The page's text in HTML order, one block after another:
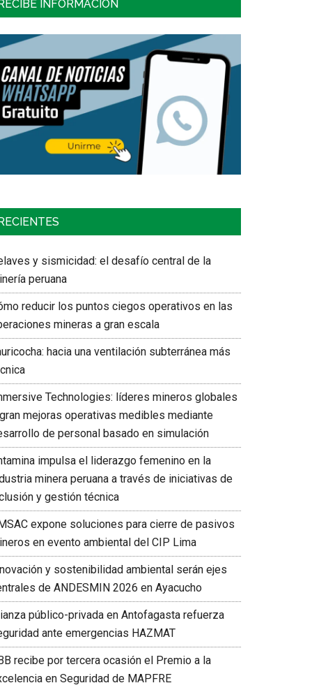
INFORMACIÓN
RECIENTES
y sismicidad: el desafío central de la
peruana
reducir los puntos ciegos operativos en las
mineras a gran escala
hacia una ventilación subterránea más
Technologies: líderes mineros globales
mejoras operativas medibles mediante
de personal basado en simulación
impulsa el liderazgo femenino en la
minera peruana a través de iniciativas de
y gestión técnica
expone soluciones para cierre de pasivos
en evento ambiental del CIP Lima
y sostenibilidad ambiental serán ejes
de ANDESMIN 2026 en Ayacucho
público-privada en Antofagasta refuerza
ante emergencias HAZMAT
recibe por tercera ocasión el Premio a la
en Seguridad de MAPFRE